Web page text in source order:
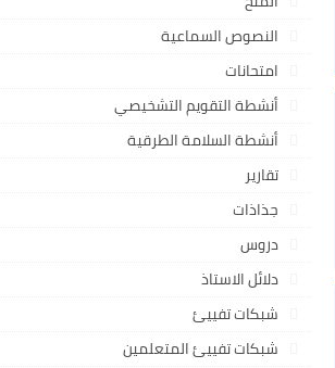
النصوص السماعية
امتحانات
أنشطة التقويم التشخيصي
أنشطة السلامة الطرقية
تقارير
جذاذات
دروس
دلائل الاستاذ
شبكات تفييئ
شبكات تفييئ المتعلمين